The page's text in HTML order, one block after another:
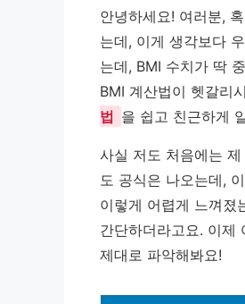
안녕하세요! 여러분,
는데, 이게 생각보다
는데, BMI 수치가 딱
BMI 계산법이 헷갈리
법 을 쉽고 친근하게
사실 저도 처음에는
도 공식은 나오는데,
이렇게 어렵게 느껴졌
간단하더라고요. 이제
제대로 파악해봐요!